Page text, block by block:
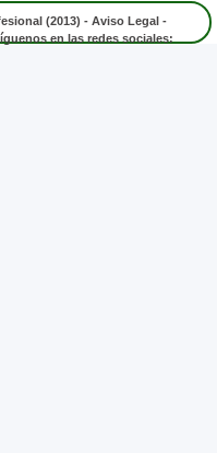
(2013) - Aviso Legal -
en las redes sociales: